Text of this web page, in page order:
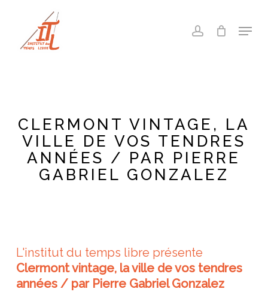
content
accountMenu
CLERMONT VINTAGE, LA
VILLE DE VOS TENDRES
ANNÉES / PAR PIERRE
GABRIEL GONZALEZ
L'institut du temps libre présente
Clermont vintage, la ville de vos tendres
années / par Pierre Gabriel Gonzalez
Close